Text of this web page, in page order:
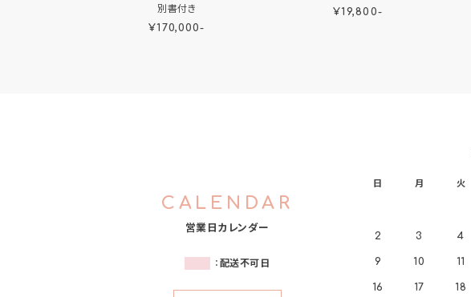
別書付き
¥170,000-
¥19,800-
CALENDAR
営業日カレンダー
：配送不可日
日 月 火
2 3 4
9 10 11
16 17 18